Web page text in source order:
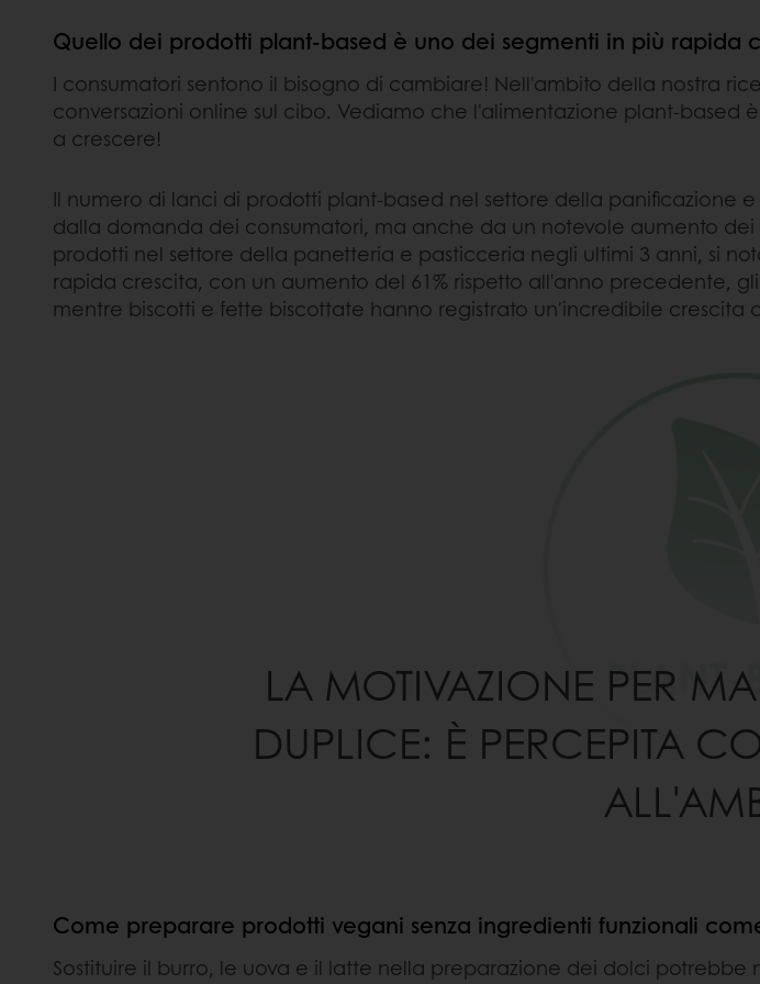
Quello dei prodotti plant-based è uno dei segmenti in più rapida
I consumatori sentono il bisogno di cambiare! Nell'ambito della nostra
conversazioni online sul cibo. Vediamo che l'alimentazione plant-
a crescere!
Il numero di lanci di prodotti plant-based nel settore della
dalla domanda dei consumatori, ma anche da un notevole aumento
prodotti nel settore della panetteria e pasticceria negli ultimi 3 anni, si
rapida crescita, con un aumento del 61% rispetto all'anno precedente,
mentre biscotti e fette biscottate hanno registrato un'incredibile crescita
LA MOTIVAZIONE PER
DUPLICE: È PERCEPITA
Come preparare prodotti vegani senza ingredienti funzionali
Sostituire il burro, le uova e il latte nella preparazione dei dolci